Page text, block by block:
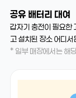
공유 배터리 대여
갑자기 충전이 필요한
고 설치된 장소 어디
* 일부 매장에서는 해